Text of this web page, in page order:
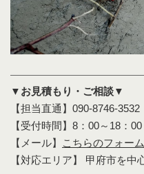
▼お見積もり・ご相談▼
【担当直通】090-8746-3532
【受付時間】8：00～18：00
【メール】
こちらのフォー
【対応エリア】 甲府市を中